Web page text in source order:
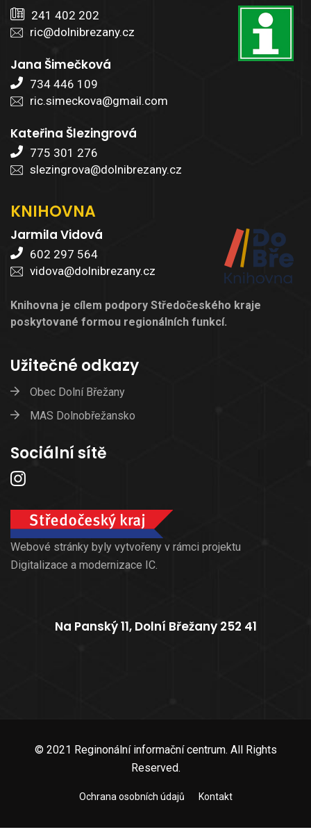
241 402 202
ric@dolnibrezany.cz
Jana Šimečková
734 446 109
ric.simeckova@gmail.com
Kateřina Šlezingrová
775 301 276
slezingrova@dolnibrezany.cz
KNIHOVNA
Jarmila Vidová
602 297 564
vidova@dolnibrezany.cz
Knihovna je cílem podpory Středočeského kraje
poskytované formou regionálních funkcí.
Užitečné odkazy
Obec Dolní Břežany
MAS Dolnobřežansko
Sociální sítě
Webové stránky byly vytvořeny v rámci projektu
Digitalizace a modernizace IC.
Na Panský 11, Dolní Břežany 252 41
© 2021 Reginonální informační centrum. All Rights
Reserved.
Ochrana osobních údajů Kontakt